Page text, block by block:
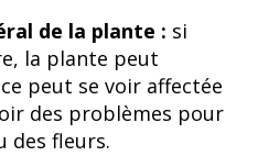
de la plante : si
la plante peut
peut se voir affectée
des problèmes pour
des fleurs.